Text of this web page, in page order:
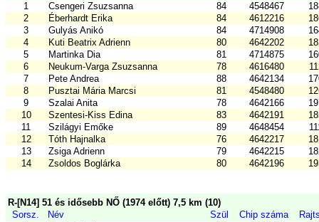
1
Csengeri Zsuzsanna 84 4548467
2
Éberhardt Erika 84 4612216
3
Gulyás Anikó 84 4714908
4
Kuti Beatrix Adrienn 80 4642202
5
Martinka Dia 81 4714875
6
Neukum-Varga Zsuzsanna 78 4616480
7
Pete Andrea 88 4642134
8
Pusztai Mária Marcsi 81 4548480
9
Szalai Anita 78 4642166
10
Szentesi-Kiss Edina 83 4642191
11
Szilágyi Emőke 89 4648454
12
Tóth Hajnalka 76 4642217
13
Zsiga Adrienn 79 4642215
14
Zsoldos Boglárka 80 4642196
R-[N14] 51 és idősebb NŐ (1974 előtt) 7,5 km (10)
Sorsz.
Név Szül Chip száma